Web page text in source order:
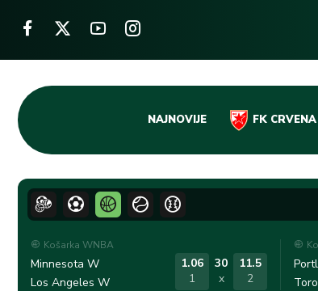
Skip
content
NAJNOVIJE FK
Košarka WNBA
Minnesota W
Los Angeles W
1.06
1
30
x
11.5
2